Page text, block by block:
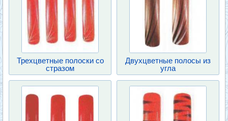
Трехцветные полоски со
стразом
Двухцветные полосы из
угла